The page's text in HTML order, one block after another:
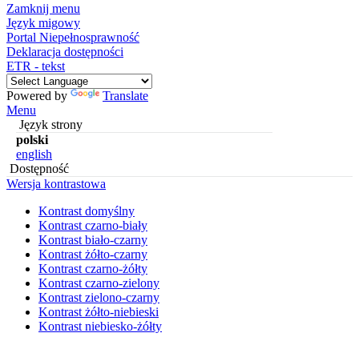
Zamknij menu
Język migowy
Portal Niepełnosprawność
Deklaracja dostępności
ETR - tekst
Powered by
Translate
Menu
Język strony
polski
english
Dostępność
Wersja kontrastowa
Kontrast domyślny
Kontrast czarno-biały
Kontrast biało-czarny
Kontrast żółto-czarny
Kontrast czarno-żółty
Kontrast czarno-zielony
Kontrast zielono-czarny
Kontrast żółto-niebieski
Kontrast niebiesko-żółty